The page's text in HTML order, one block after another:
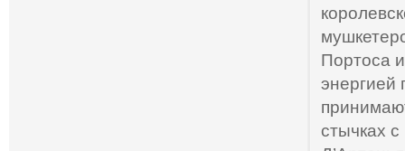
Портоса
энергией
стычках